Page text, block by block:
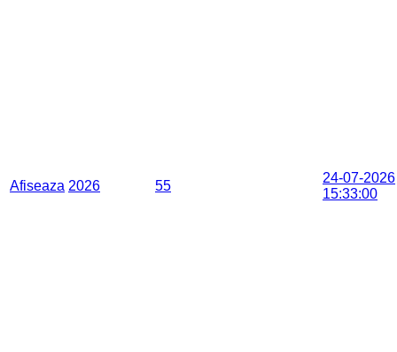
Afiseaza 2026 55
24-07-2026
15:33:00